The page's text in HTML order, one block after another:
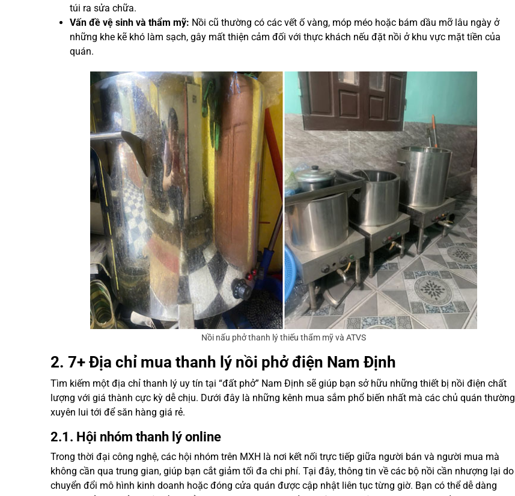
túi ra sửa chữa.
Vấn đề vệ sinh và thẩm mỹ: Nồi cũ thường có các vết ố vàng, móp méo hoặc bám dầu mỡ lâu ngày ở
những khe kẽ khó làm sạch, gây mất thiện cảm đối với thực khách nếu đặt nồi ở khu vực mặt tiền của
quán.
Nồi nấu phở thanh lý thiếu thẩm mỹ và ATVS
2. 7+ Địa chỉ mua thanh lý nồi phở điện Nam Định
Tìm kiếm một địa chỉ thanh lý uy tín tại “đất phở” Nam Định sẽ giúp bạn sở hữu những thiết bị nồi điện chất
lượng với giá thành cực kỳ dễ chịu. Dưới đây là những kênh mua sắm phổ biến nhất mà các chủ quán thường
xuyên lui tới để săn hàng giá rẻ.
2.1. Hội nhóm thanh lý online
Trong thời đại công nghệ, các hội nhóm trên MXH là nơi kết nối trực tiếp giữa người bán và người mua mà
không cần qua trung gian, giúp bạn cắt giảm tối đa chi phí. Tại đây, thông tin về các bộ nồi cần nhượng lại do
chuyển đổi mô hình kinh doanh hoặc đóng cửa quán được cập nhật liên tục từng giờ. Bạn có thể dễ dàng